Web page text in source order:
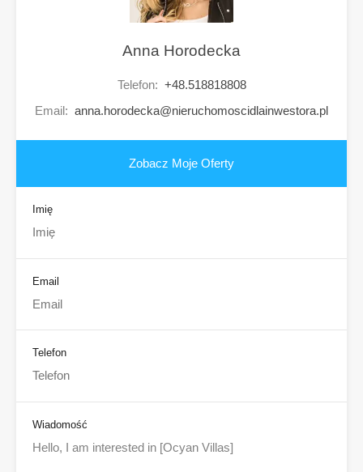
Anna Horodecka
Telefon: +48.518818808
Email: anna.horodecka@nieruchomoscidlainwestora.pl
Zobacz Moje Oferty
Imię
Email
Telefon
Wiadomość